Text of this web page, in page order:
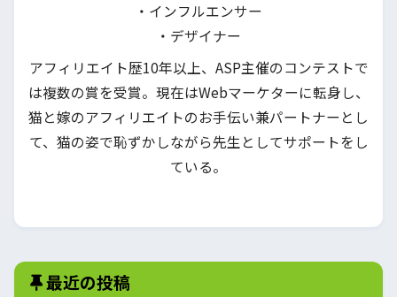
・インフルエンサー
・デザイナー
アフィリエイト歴10年以上、ASP主催のコンテストで
は複数の賞を受賞。現在はWebマーケターに転身し、
猫と嫁のアフィリエイトのお手伝い兼パートナーとし
て、猫の姿で恥ずかしながら先生としてサポートをし
ている。
最近の投稿